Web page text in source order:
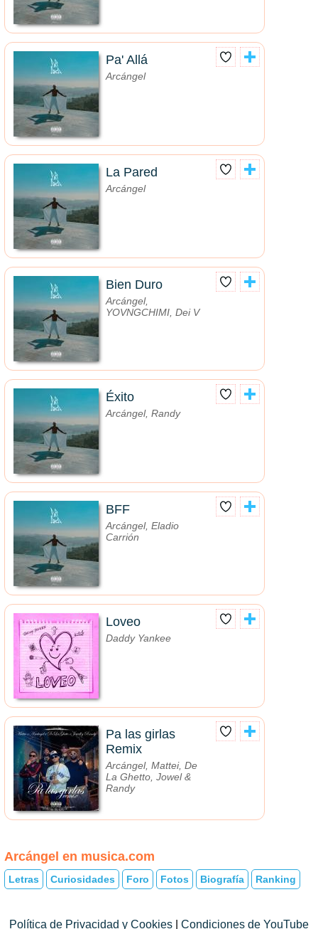
Pa' Allá
Arcángel
La Pared
Arcángel
Bien Duro
Arcángel,
YOVNGCHIMI, Dei V
Éxito
Arcángel, Randy
BFF
Arcángel, Eladio
Carrión
Loveo
Daddy Yankee
Pa las girlas
Remix
Arcángel, Mattei, De
La Ghetto, Jowel &
Randy
Arcángel en musica.com
Letras Curiosidades Foro Fotos Biografía Ranking
Política de Privacidad y Cookies Condiciones de YouTube